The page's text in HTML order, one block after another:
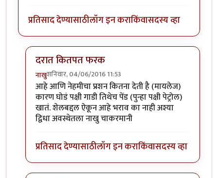
प्रतिसाद देण्यासाठीलॉग इन कराकिंवासदस्य व्हा
दरात कितपत फरक
नाखुशनिवार, 04/06/2016 11:53
In reply toह्याबाबतीत काही कल्पना नै.byप्रचेतस
आहे आणि नेहमीचा प्रशन कितना देती है (मायलेज)
कारण घोडं पक्षी गाडी तिथेच पेंड (पुन्हा पक्षी पेट्रोल)
खातं. शेलबद्दल ऐकून आहे भराव का नाही अश्या
द्विधा अवस्थेतला नाखु चाकरमानी
प्रतिसाद देण्यासाठीलॉग इन कराकिंवासदस्य व्हा